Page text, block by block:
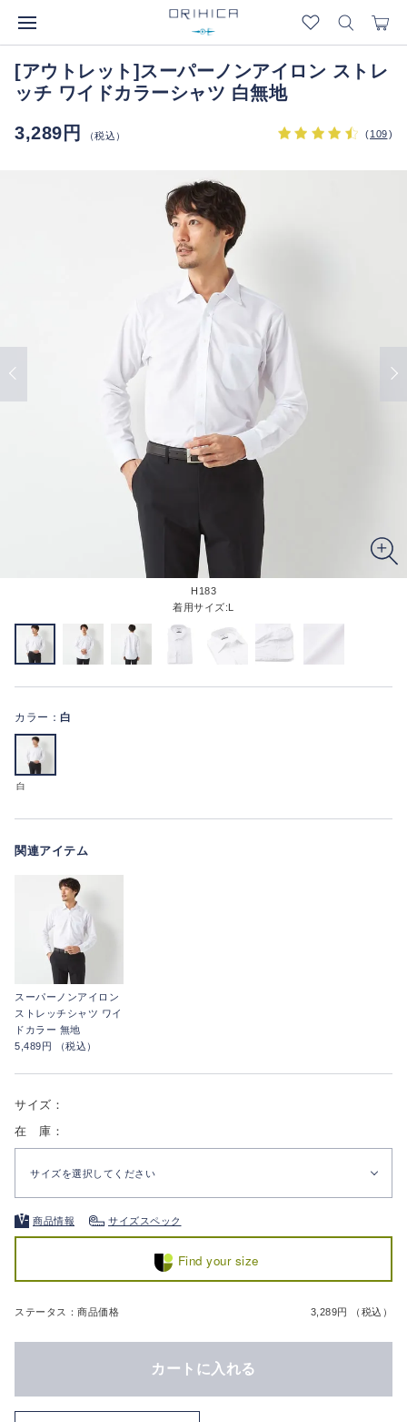
[アウトレット]スーパーノンアイロン ストレ
ッチ ワイドカラーシャツ 白無地
3,289円
（税込） (109)
H183
着用サイズ:L
カラー： 白
白
関連アイテム
スーパーノンアイロン
ストレッチシャツ ワイ
ドカラー 無地
5,489円 （税込）
サイズ：
在 庫：
サイズを選択してください
商品情報 サイズスペック
Find your size
ステータス：商品価格 3,289円 （税込）
カートに入れる